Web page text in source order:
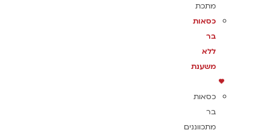
מתכת
כסאות
בר
ללא
משענת
כסאות
בר
מתכווננים